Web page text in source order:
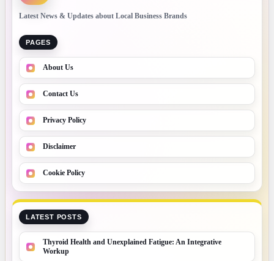
Latest News & Updates about Local Business Brands
PAGES
About Us
Contact Us
Privacy Policy
Disclaimer
Cookie Policy
LATEST POSTS
Thyroid Health and Unexplained Fatigue: An Integrative
Workup